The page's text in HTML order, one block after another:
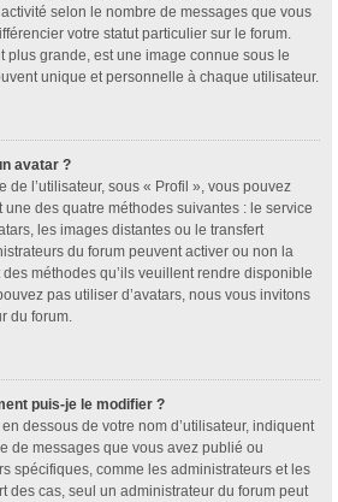
selon le nombre de messages que vous
votre statut particulier sur le forum.
plus grande, est une image connue sous le
unique et personnelle à chaque utilisateur.
avatar ?
de l’utilisateur, sous « Profil », vous pouvez
des quatre méthodes suivantes : le service
les images distantes ou le transfert
du forum peuvent activer ou non la
méthodes qu’ils veuillent rendre disponible
pas utiliser d’avatars, nous vous invitons
du forum.
puis-je le modifier ?
dessous de votre nom d’utilisateur, indiquent
de messages que vous avez publié ou
spécifiques, comme les administrateurs et les
des cas, seul un administrateur du forum peut